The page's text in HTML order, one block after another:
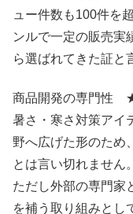
ュー件数も100件を
ンルで一定の販売実
ら選ばれてきた証と
商品開発の専門性
暑さ・寒さ対策アイ
野へ広げた形のため
とは言い切れません。
ただし外部の専門家
を補う取り組みとし